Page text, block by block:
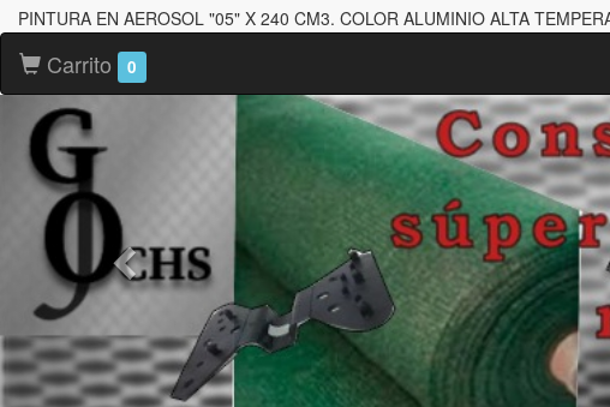
PINTURA EN AEROSOL "05" X 240 CM3. COLOR ALUMINIO ALTA
Carrito 0